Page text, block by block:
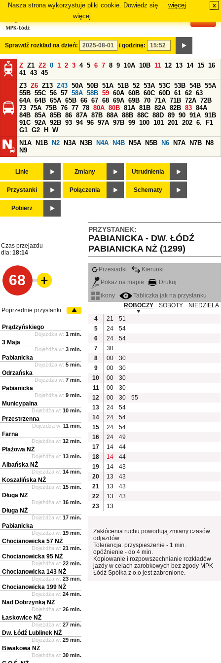
Nasza strona wykorzystuje pliki cookie. Dowiedz się
więcej.
więcej x
Sprawdź rozkład na dzień: i godzinę:
Z Z1 Z2 0 1 2 3 4 5 6 7 8 9 10A 10B 11 12 13 14 15 16
41 43 45
Z3 Z6 Z13 Z43 50A 50B 51A 51B 52 53A 53C 53B 54B 55A
55B 55C 56 57 58A 58B 59 60A 60B 60C 60D 61 62 63
64A 64B 65A 65B 66 67 68 69A 69B 70 71A 71B 72A 72B
73 75A 75B 76 77 78 80A 80B 81A 81B 82A 82B 83 84A
84B 85A 85B 86 87A 87B 88A 88B 88C 88D 89 90 91A 91B
91C 92A 92B 93 94 96 97A 97B 99 100 101 201 202 6.
F1
G1 G2 H
W
N1A
N1B N2 N3A N3B N4A N4B N5A N5B N6 N7A N7B
N8
N9
Linie Zmiany Utrudnienia
Przystanki Połączenia Schematy
Pobierz
PRZYSTANEK:
PABIANICKA - DW. ŁÓDŹ
PABIANICKA NŻ (1299)
Czas przejazdu
dla: 18:14
68
Przesiadki
Kierunki
Pokaż na mapie
Drukuj
ikony
Tabliczka jak na przystanku
ROBOCZY
SOBOTY
NIEDZIELA
4
21
51
5
24
54
6
24
54
7
30
8
00
30
9
00
30
10
00
30
11
00
30
12
00 30
55
13
24
54
14
24
54
15
24
54
16
24
49
17
14
44
18
14
44
19
14
43
20
13
43
21
13
43
22
13
43
23
13
Zakłócenia ruchu powodują zmiany czasów
odjazdów
Tolerancja: przyspieszenie - 1 min.
opóźnienie - do 4 min.
Kopiowanie i rozpowszechnianie rozkładów
jazdy w celach zarobkowych bez zgody MPK
Łódź Spółka z o.o jest zabronione.
Poprzednie przystanki
Prądzyńskiego
Dojeżdża w: 1 min.
3 Maja
Dojeżdża w: 3 min.
Pabianicka
Dojeżdża w: 5 min.
Odrzańska
Dojeżdża w: 7 min.
Pabianicka
Dojeżdża w: 9 min.
Municypalna
Dojeżdża w: 10 min.
Przestrzenna
Dojeżdża w: 11 min.
Farna
Dojeżdża w: 12 min.
Plażowa NŻ
Dojeżdża w: 13 min.
Albańska NŻ
Dojeżdża w: 14 min.
Koszalińska NŻ
Dojeżdża w: 15 min.
Długa NŻ
Dojeżdża w: 16 min.
Długa NŻ
Dojeżdża w: 17 min.
Pabianicka
Dojeżdża w: 19 min.
Chocianowicka 57 NŻ
Dojeżdża w: 21 min.
Chocianowicka 95 NŻ
Dojeżdża w: 22 min.
Chocianowicka 143 NŻ
Dojeżdża w: 23 min.
Chocianowicka 199 NŻ
Dojeżdża w: 24 min.
Nad Dobrzynką NŻ
Dojeżdża w: 26 min.
Łaskowice NŻ
Dojeżdża w: 27 min.
Dw. Łódź Lublinek NŻ
Dojeżdża w: 29 min.
Biwakowa NŻ
Dojeżdża w: 30 min.